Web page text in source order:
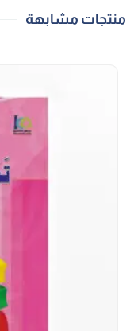
منتجات مشابهة